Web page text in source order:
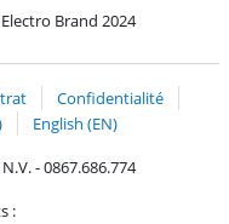
PayPal
Brand 2024
Confidentialité
English (EN)
- 0867.686.774
: